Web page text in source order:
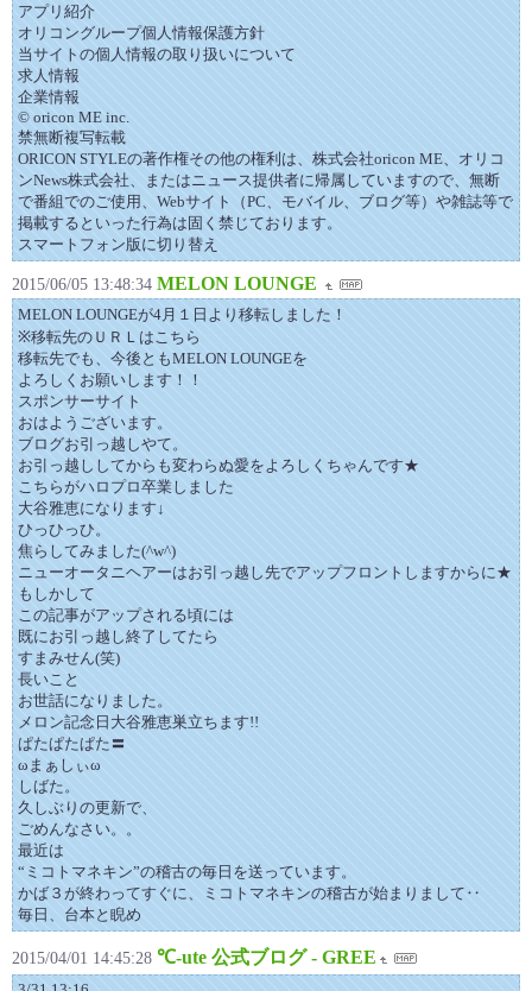
アプリ紹介
オリコングループ個人情報保護方針
当サイトの個人情報の取り扱いについて
求人情報
企業情報
© oricon ME inc.
禁無断複写転載
ORICON STYLEの著作権その他の権利は、株式会社oricon ME、オリコ
ンNews株式会社、またはニュース提供者に帰属していますので、無断
で番組でのご使用、Webサイト（PC、モバイル、ブログ等）や雑誌等で
掲載するといった行為は固く禁じております。
スマートフォン版に切り替え
2015/06/05 13:48:34 MELON LOUNGE
MELON LOUNGEが4月１日より移転しました！
※移転先のＵＲＬはこちら
移転先でも、今後ともMELON LOUNGEを
よろしくお願いします！！
スポンサーサイト
おはようございます。
ブログお引っ越しやて。
お引っ越ししてからも変わらぬ愛をよろしくちゃんです★
こちらがハロプロ卒業しました
大谷雅恵になります↓
ひっひっひ。
焦らしてみました(^w^)
ニューオータニヘアーはお引っ越し先でアップフロントしますからに★
もしかして
この記事がアップされる頃には
既にお引っ越し終了してたら
すまみせん(笑)
長いこと
お世話になりました。
メロン記念日大谷雅恵巣立ちます!!
ぱたぱたぱた〓
ωまぁしぃω
しばた。
久しぶりの更新で、
ごめんなさい。。
最近は
“ミコトマネキン”の稽古の毎日を送っています。
かば３が終わってすぐに、ミコトマネキンの稽古が始まりまして‥
毎日、台本と睨め
2015/04/01 14:45:28 ℃-ute 公式ブログ - GREE